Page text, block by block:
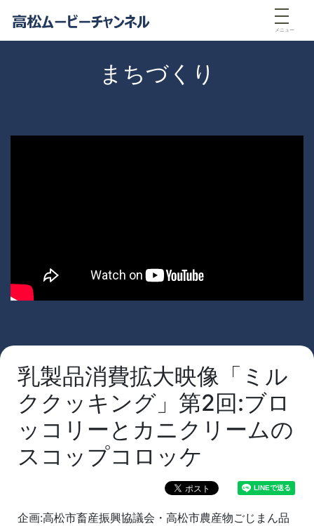
メニュー
まちづくり
乳製品消費拡大映像「ミル
ククッキング」第2回:ブロ
ッコリーとカニクリームの
スコップコロッケ
企画:高松市畜産振興協議会・高松市農産物ごじまん品